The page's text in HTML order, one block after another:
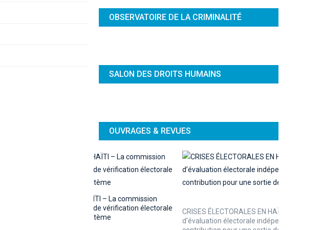
OBSERVATOIRE DE LA CRIMINALITÉ
SALON DES DROITS HUMAINS
OUVRAGES & REVUES
CRISES ÉLECTORALES EN HAÏTI – La Commission
d’évaluation électorale indépendante (CEEI):
contribution pour une sortie de crise